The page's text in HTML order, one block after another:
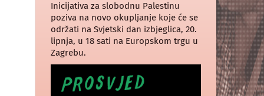
Inicijativa za slobodnu Palestinu
poziva na novo okupljanje koje će se
održati na Svjetski dan izbjeglica, 20.
lipnja, u 18 sati na Europskom trgu u
Zagrebu.